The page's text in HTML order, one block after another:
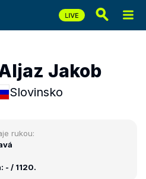
Jakob
Slovinsko
rukou:
- / 1120.